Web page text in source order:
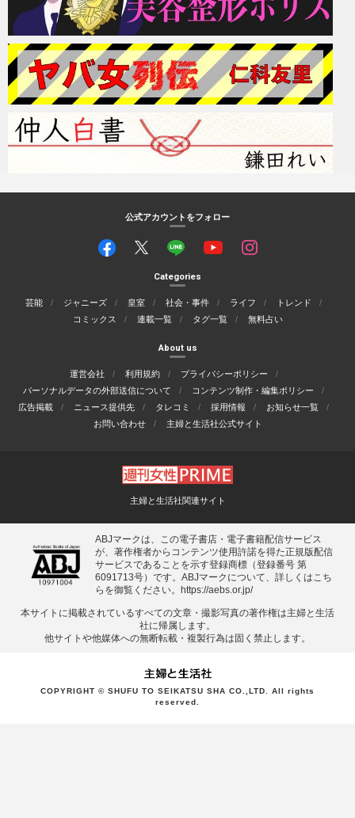
公式アカウントをフォロー
Categories
芸能 ジャニーズ 皇室 社会・事件 ライフ
トレンド
コミックス
連載一覧 タグ一覧 無料占い
About us
運営会社 利用規約
プライバシーポリシー
パーソナルデータの外部送信について
コンテンツ制作・編集ポリシー
広告掲載
ニュース提供先 タレコミ 採用情報
お知らせ一覧
お問い合わせ
主婦と生活社公式サイト
主婦と生活社関連サイト
ABJマークは、この電子書店・電子書籍配信サービス
が、著作権者からコンテンツ使用許諾を得た正規版配信
サービスであることを示す登録商標（登録番号 第
6091713号）です。ABJマークについて、詳しくはこち
らを御覧ください。
https://aebs.or.jp/
本サイトに掲載されているすべての⽂章・撮影写真の著作権は主婦と⽣活
社に帰属します。
他サイトや他媒体への無断転載・複製⾏為は固く禁⽌します。
COPYRIGHT © SHUFU TO SEIKATSU SHA CO.,LTD. All rights
reserved.